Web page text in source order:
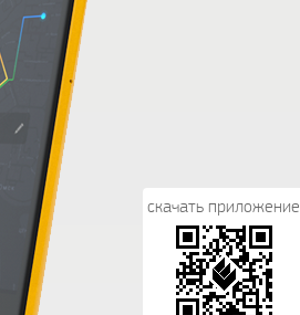
скачать приложение